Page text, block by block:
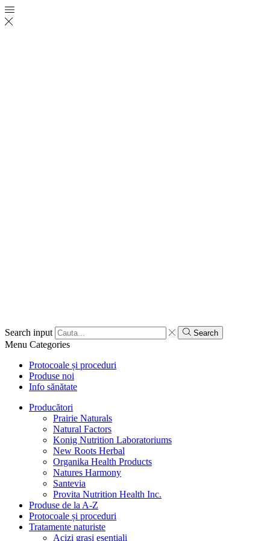
Search input Search
Menu Categories
Protocoale și proceduri
Produse noi
Info sănătate
Producători
Prairie Naturals
Natural Factors
Konig Nutrition Laboratoriums
New Roots Herbal
Organika Health Products
Natures Harmony
Santevia
Provita Nutrition Health Inc.
Produse de la A-Z
Protocoale și proceduri
Tratamente naturiste
Acizi grași esențiali